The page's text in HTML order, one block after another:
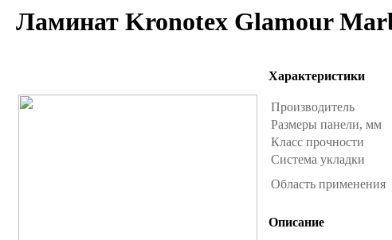
Ламинат Kronotex Glamour
Характеристики
Производитель
Размеры панели, мм
Класс прочности
Система укладки
Область применения
Описание